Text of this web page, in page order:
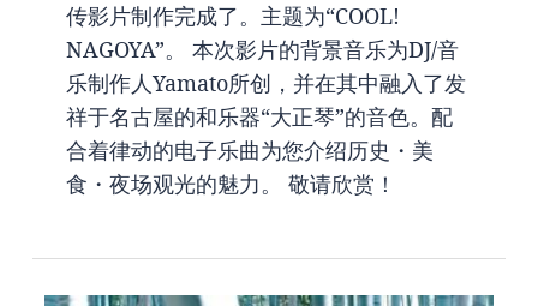
传影片制作完成了。主题为“COOL!
NAGOYA”。 本次影片的背景音乐为DJ/音
乐制作人Yamato所创，并在其中融入了发
祥于名古屋的和乐器“大正琴”的音色。配
合着律动的电子乐曲为您介绍历史・美
食・夜场观光的魅力。 敬请欣赏！